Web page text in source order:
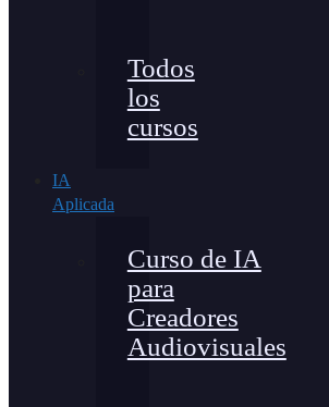
Todos
los
cursos
IA
Aplicada
Curso de IA
para
Creadores
Audiovisuales